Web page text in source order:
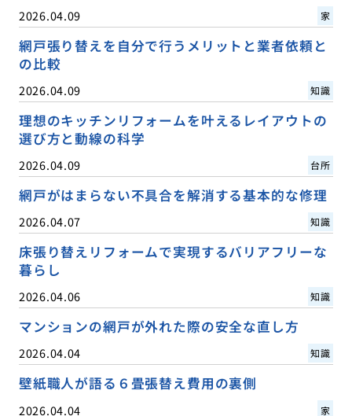
2026.04.09 家
網戸張り替えを自分で行うメリットと業者依頼と
の比較
2026.04.09 知識
理想のキッチンリフォームを叶えるレイアウトの
選び方と動線の科学
2026.04.09 台所
網戸がはまらない不具合を解消する基本的な修理
2026.04.07 知識
床張り替えリフォームで実現するバリアフリーな
暮らし
2026.04.06 知識
マンションの網戸が外れた際の安全な直し方
2026.04.04 知識
壁紙職人が語る６畳張替え費用の裏側
2026.04.04 家